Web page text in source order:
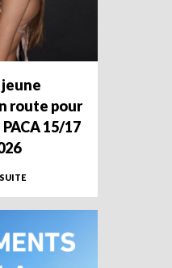
route pour
15/17